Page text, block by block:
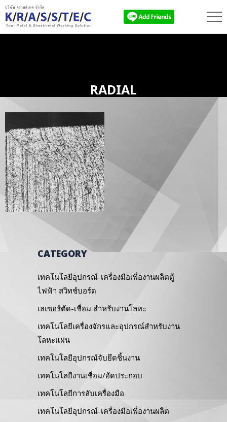
RADIAL
CATEGORY
เทคโนโลยีอุปกรณ์-เครื่องมือเพื่องานผลิตตู้
ไฟฟ้า สวิทช์บอร์ด
เลเซอร์ตัด-เชื่อม สำหรับงานโลหะ
เทคโนโลยีเครื่องจักรและอุปกรณ์สำหรับงาน
โลหะแผ่น
เทคโนโลยีอุปกรณ์จับยึดชิ้นงาน
เทคโนโลยีงานเชื่อม/อัดประกอบ
เทคโนโลยีการลับเครื่องมือ
เทคโนโลยีอุปกรณ์-เครื่องมือเพื่องานผลิต